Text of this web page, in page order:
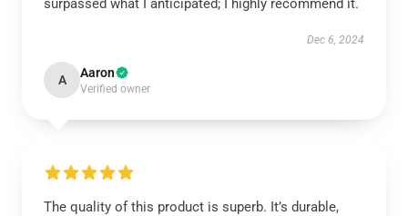
surpassed what I anticipated; I highly recommend it.
Dec 6, 2024
A Aaron
Verified owner
The quality of this product is superb. It’s durable,